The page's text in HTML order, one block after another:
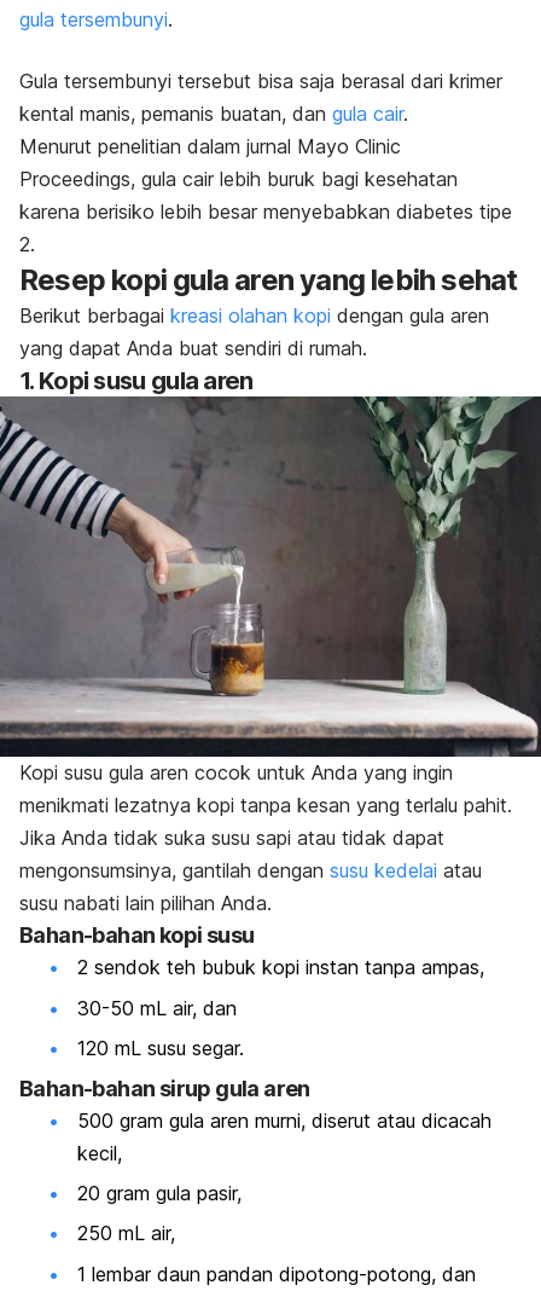
gula tersembunyi.
Gula tersembunyi tersebut bisa saja berasal dari krimer
kental manis, pemanis buatan, dan gula cair.
Menurut penelitian dalam jurnal Mayo Clinic
Proceedings, gula cair lebih buruk bagi kesehatan
karena berisiko lebih besar menyebabkan diabetes tipe
2.
Resep kopi gula aren yang lebih sehat
Berikut berbagai kreasi olahan kopi dengan gula aren
yang dapat Anda buat sendiri di rumah.
1. Kopi susu gula aren
Kopi susu gula aren cocok untuk Anda yang ingin
menikmati lezatnya kopi tanpa kesan yang terlalu pahit.
Jika Anda tidak suka susu sapi atau tidak dapat
mengonsumsinya, gantilah dengan susu kedelai atau
susu nabati lain pilihan Anda.
Bahan-bahan kopi susu
2 sendok teh bubuk kopi instan tanpa ampas,
30-50 mL air, dan
120 mL susu segar.
Bahan-bahan sirup gula aren
500 gram gula aren murni, diserut atau dicacah
kecil,
20 gram gula pasir,
250 mL air,
1 lembar daun pandan dipotong-potong, dan